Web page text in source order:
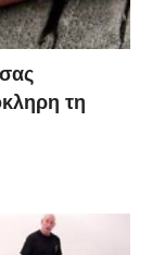
τη